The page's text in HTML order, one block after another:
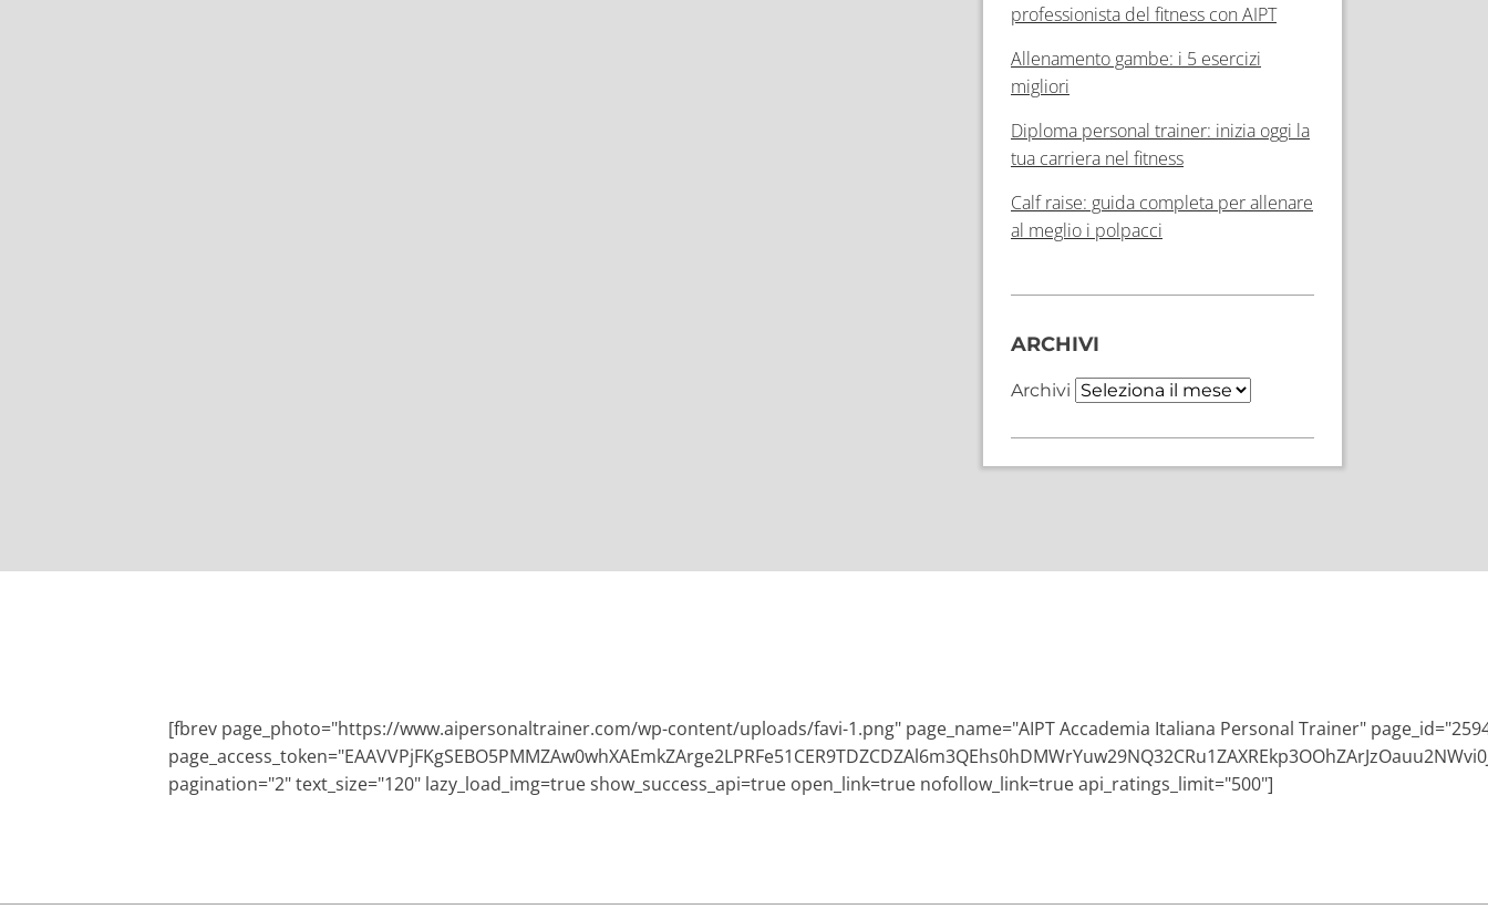
professionista del fitness con AIPT
Allenamento gambe: i 5 esercizi
migliori
Diploma personal trainer: inizia oggi la
tua carriera nel fitness
Calf raise: guida completa per allenare
al meglio i polpacci
ARCHIVI
Archivi
[fbrev page_photo="https://www.aipersonaltrainer.com/wp-content/uploads/favi-1.png" page_name="AIPT Accademia Italiana Personal Trainer"
pagination="2" text_size="120" lazy_load_img=true show_success_api=true open_link=true nofollow_link=true api_ratings_limit="500"]